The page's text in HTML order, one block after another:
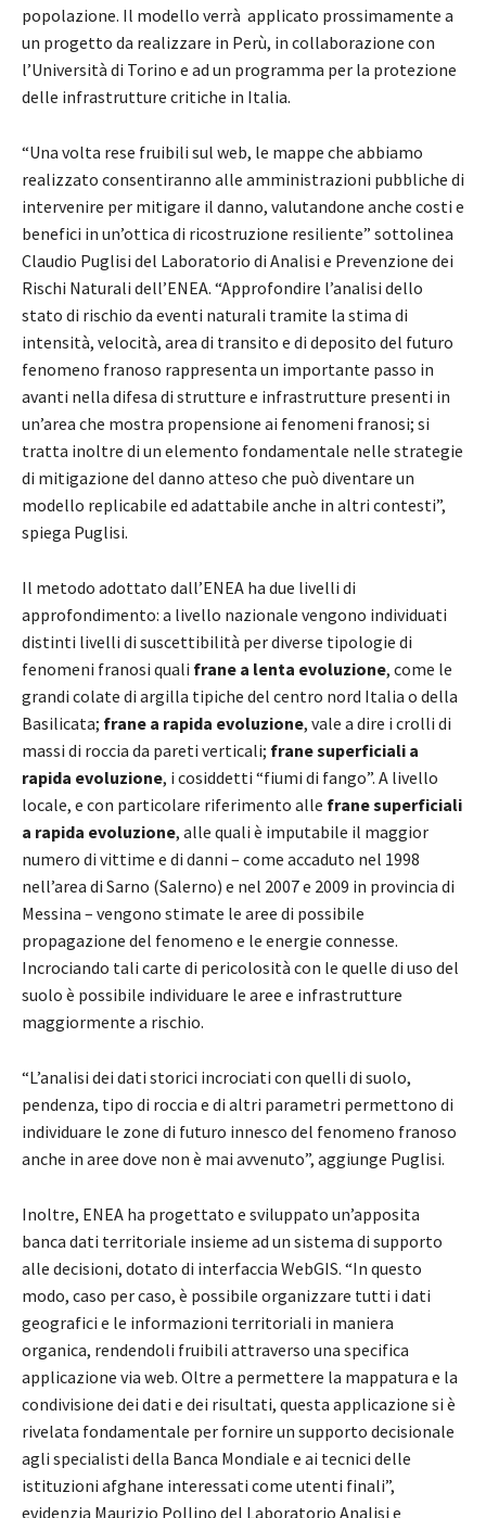
popolazione. Il modello verrà applicato prossimamente a
un progetto da realizzare in Perù, in collaborazione con
l’Università di Torino e ad un programma per la protezione
delle infrastrutture critiche in Italia.
“Una volta rese fruibili sul web, le mappe che abbiamo
realizzato consentiranno alle amministrazioni pubbliche di
intervenire per mitigare il danno, valutandone anche costi e
benefici in un’ottica di ricostruzione resiliente” sottolinea
Claudio Puglisi del Laboratorio di Analisi e Prevenzione dei
Rischi Naturali dell’ENEA. “Approfondire l’analisi dello
stato di rischio da eventi naturali tramite la stima di
intensità, velocità, area di transito e di deposito del futuro
fenomeno franoso rappresenta un importante passo in
avanti nella difesa di strutture e infrastrutture presenti in
un’area che mostra propensione ai fenomeni franosi; si
tratta inoltre di un elemento fondamentale nelle strategie
di mitigazione del danno atteso che può diventare un
modello replicabile ed adattabile anche in altri contesti”,
spiega Puglisi.
Il metodo adottato dall’ENEA ha due livelli di
approfondimento: a livello nazionale vengono individuati
distinti livelli di suscettibilità per diverse tipologie di
fenomeni franosi quali frane a lenta evoluzione, come le
grandi colate di argilla tipiche del centro nord Italia o della
Basilicata; frane a rapida evoluzione, vale a dire i crolli di
massi di roccia da pareti verticali; frane superficiali a
rapida evoluzione, i cosiddetti “fiumi di fango”. A livello
locale, e con particolare riferimento alle frane superficiali
a rapida evoluzione, alle quali è imputabile il maggior
numero di vittime e di danni – come accaduto nel 1998
nell’area di Sarno (Salerno) e nel 2007 e 2009 in provincia di
Messina – vengono stimate le aree di possibile
propagazione del fenomeno e le energie connesse.
Incrociando tali carte di pericolosità con le quelle di uso del
suolo è possibile individuare le aree e infrastrutture
maggiormente a rischio.
“L’analisi dei dati storici incrociati con quelli di suolo,
pendenza, tipo di roccia e di altri parametri permettono di
individuare le zone di futuro innesco del fenomeno franoso
anche in aree dove non è mai avvenuto”, aggiunge Puglisi.
Inoltre, ENEA ha progettato e sviluppato un’apposita
banca dati territoriale insieme ad un sistema di supporto
alle decisioni, dotato di interfaccia WebGIS. “In questo
modo, caso per caso, è possibile organizzare tutti i dati
geografici e le informazioni territoriali in maniera
organica, rendendoli fruibili attraverso una specifica
applicazione via web. Oltre a permettere la mappatura e la
condivisione dei dati e dei risultati, questa applicazione si è
rivelata fondamentale per fornire un supporto decisionale
agli specialisti della Banca Mondiale e ai tecnici delle
istituzioni afghane interessati come utenti finali”,
evidenzia Maurizio Pollino del Laboratorio Analisi e